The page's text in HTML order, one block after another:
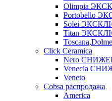
Olimpia
Portobello
Solei
Titan
Cliсk Ceramica
Nero
Venecia
Veneto
Cobsa распродажа
America